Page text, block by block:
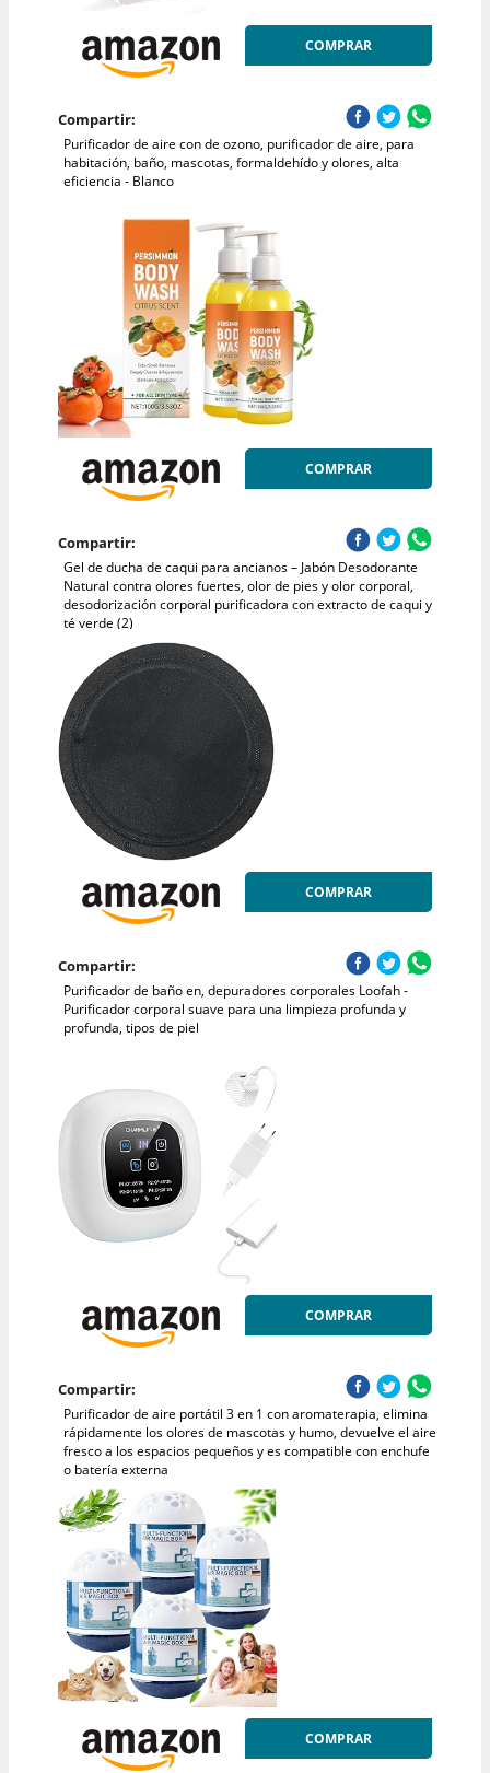
COMPRAR
Compartir:
Purificador de aire con de ozono, purificador de aire, para
habitación, baño, mascotas, formaldehído y olores, alta
eficiencia - Blanco
COMPRAR
Compartir:
Gel de ducha de caqui para ancianos – Jabón Desodorante
Natural contra olores fuertes, olor de pies y olor corporal,
desodorización corporal purificadora con extracto de caqui y
té verde (2)
COMPRAR
Compartir:
Purificador de baño en, depuradores corporales Loofah -
Purificador corporal suave para una limpieza profunda y
profunda, tipos de piel
COMPRAR
Compartir:
Purificador de aire portátil 3 en 1 con aromaterapia, elimina
rápidamente los olores de mascotas y humo, devuelve el aire
fresco a los espacios pequeños y es compatible con enchufe
o batería externa
COMPRAR